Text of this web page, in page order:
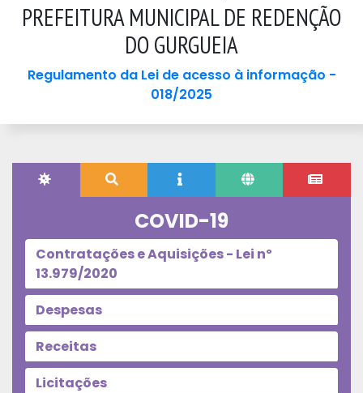
PREFEITURA MUNICIPAL DE REDENÇÃO
DO GURGUEIA
Regulamento da Lei de acesso à informação -
018/2025
COVID-19
Contratações e Aquisições - Lei nº
13.979/2020
Despesas
Receitas
Licitações